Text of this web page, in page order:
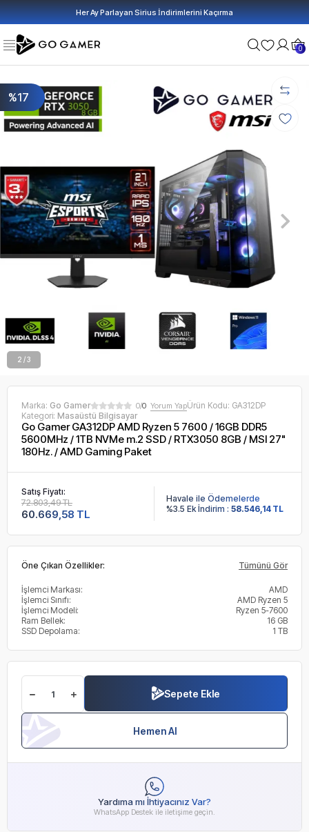
Her Ay Parlayan Sirius İndirimlerini Kaçırma
0
%17
2 / 3
Marka: Go Gamer 0/0 Yorum YapÜrün Kodu: GA312DP
Kategori: Masaüstü Bilgisayar
Go Gamer GA312DP AMD Ryzen 5 7600 / 16GB DDR5
5600MHz / 1TB NVMe m.2 SSD / RTX3050 8GB / MSI 27"
180Hz. / AMD Gaming Paket
Satış Fiyatı:
60.669,58 TL
72.803,49 TL
Havale ile Ödemelerde
%3.5 Ek İndirim : 58.546,14 TL
Öne Çıkan Özellikler: Tümünü Gör
İşlemci Markası:
AMD
İşlemci Sınıfı:
AMD Ryzen 5
İşlemci Modeli:
Ryzen 5-7600
Ram Bellek:
16 GB
SSD Depolama:
1 TB
Sepete Ekle
Hemen Al
Yardıma mı İhtiyacınız Var?
WhatsApp Destek ile iletişime geçin.